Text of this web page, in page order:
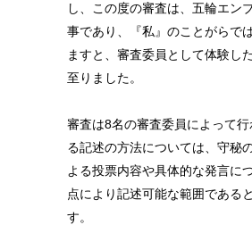
し、この度の審査は、五輪エン
事であり、『私』のことがらで
ますと、審査委員として体験し
至りました。
審査は8名の審査委員によって
る記述の方法については、守秘
よる投票内容や具体的な発言に
点により記述可能な範囲である
す。